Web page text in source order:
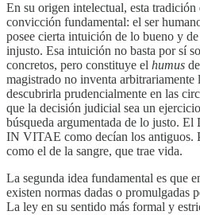
En su origen intelectual, esta tradición
convicción fundamental: el ser
posee cierta intuición de lo bueno y
injusto. Esa intuición no basta por sí
concretos, pero constituye el humus
magistrado no inventa arbitrariamente
descubrirla prudencialmente en las
que la decisión judicial sea un
búsqueda argumentada de lo justo.
IN VITAE como decían los antiguos.
como el de la sangre, que trae vida.
La segunda idea fundamental es que
existen normas dadas o promulgadas
La ley en su sentido más formal y